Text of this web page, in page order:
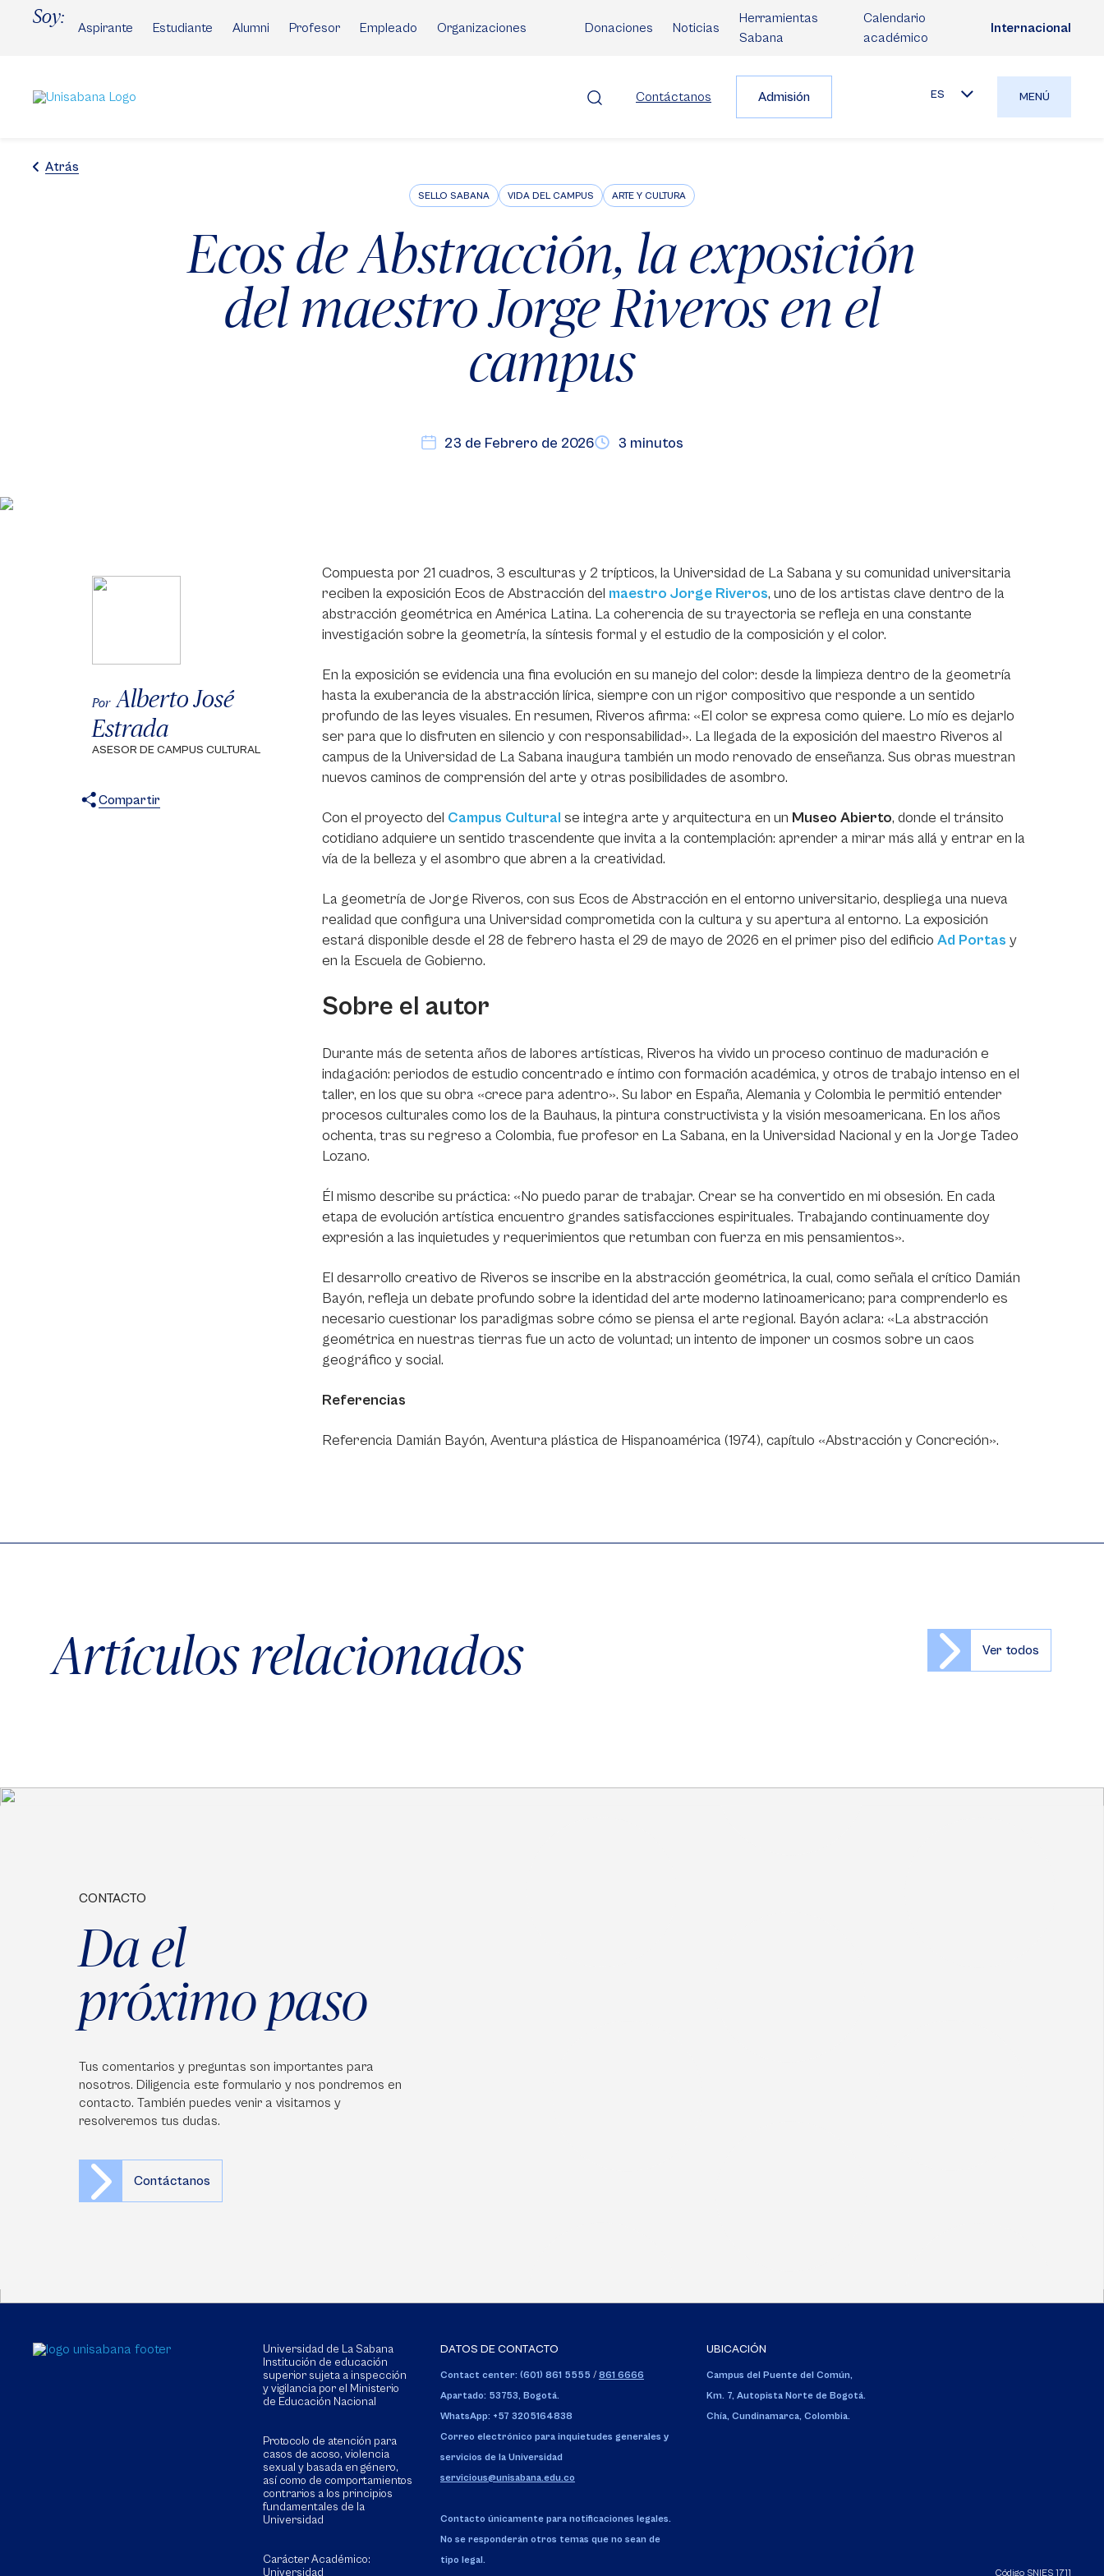
Soy:
Aspirante Estudiante Alumni Profesor Empleado Organizaciones Donaciones Noticias
Herramientas
Sabana
Calendario
académico
Internacional
Contáctanos Admisión ES MENÚ
Atrás
SELLO SABANA VIDA DEL CAMPUS ARTE Y CULTURA
Ecos de Abstracción, la exposición
del maestro Jorge Riveros en el
campus
23 de Febrero de 2026 3 minutos
Por Alberto José
Estrada
ASESOR DE CAMPUS CULTURAL
Compartir
Compuesta por 21 cuadros, 3 esculturas y 2 trípticos, la Universidad de La Sabana y su comunidad universitaria
reciben la exposición Ecos de Abstracción del maestro Jorge Riveros, uno de los artistas clave dentro de la
abstracción geométrica en América Latina. La coherencia de su trayectoria se refleja en una constante
investigación sobre la geometría, la síntesis formal y el estudio de la composición y el color.
En la exposición se evidencia una fina evolución en su manejo del color: desde la limpieza dentro de la geometría
hasta la exuberancia de la abstracción lírica, siempre con un rigor compositivo que responde a un sentido
profundo de las leyes visuales. En resumen, Riveros afirma: «El color se expresa como quiere. Lo mío es dejarlo
ser para que lo disfruten en silencio y con responsabilidad». La llegada de la exposición del maestro Riveros al
campus de la Universidad de La Sabana inaugura también un modo renovado de enseñanza. Sus obras muestran
nuevos caminos de comprensión del arte y otras posibilidades de asombro.
Con el proyecto del Campus Cultural se integra arte y arquitectura en un Museo Abierto, donde el tránsito
cotidiano adquiere un sentido trascendente que invita a la contemplación: aprender a mirar más allá y entrar en la
vía de la belleza y el asombro que abren a la creatividad.
La geometría de Jorge Riveros, con sus Ecos de Abstracción en el entorno universitario, despliega una nueva
realidad que configura una Universidad comprometida con la cultura y su apertura al entorno. La exposición
estará disponible desde el 28 de febrero hasta el 29 de mayo de 2026 en el primer piso del edificio Ad Portas y
en la Escuela de Gobierno.
Sobre el autor
Durante más de setenta años de labores artísticas, Riveros ha vivido un proceso continuo de maduración e
indagación: periodos de estudio concentrado e íntimo con formación académica, y otros de trabajo intenso en el
taller, en los que su obra «crece para adentro». Su labor en España, Alemania y Colombia le permitió entender
procesos culturales como los de la Bauhaus, la pintura constructivista y la visión mesoamericana. En los años
ochenta, tras su regreso a Colombia, fue profesor en La Sabana, en la Universidad Nacional y en la Jorge Tadeo
Lozano.
Él mismo describe su práctica: «No puedo parar de trabajar. Crear se ha convertido en mi obsesión. En cada
etapa de evolución artística encuentro grandes satisfacciones espirituales. Trabajando continuamente doy
expresión a las inquietudes y requerimientos que retumban con fuerza en mis pensamientos».
El desarrollo creativo de Riveros se inscribe en la abstracción geométrica, la cual, como señala el crítico Damián
Bayón, refleja un debate profundo sobre la identidad del arte moderno latinoamericano; para comprenderlo es
necesario cuestionar los paradigmas sobre cómo se piensa el arte regional. Bayón aclara: «La abstracción
geométrica en nuestras tierras fue un acto de voluntad; un intento de imponer un cosmos sobre un caos
geográfico y social.
Referencias
Referencia Damián Bayón, Aventura plástica de Hispanoamérica (1974), capítulo «Abstracción y Concreción».
Artículos relacionados Ver todos
CONTACTO
Da el
próximo paso
Tus comentarios y preguntas son importantes para
nosotros. Diligencia este formulario y nos pondremos en
contacto. También puedes venir a visitarnos y
resolveremos tus dudas.
Contáctanos
Universidad de La Sabana
Institución de educación
superior sujeta a inspección
y vigilancia por el Ministerio
de Educación Nacional
Protocolo de atención para
casos de acoso, violencia
sexual y basada en género,
así como de comportamientos
contrarios a los principios
fundamentales de la
Universidad
Carácter Académico:
Universidad
DATOS DE CONTACTO
Contact center: (601) 861 5555 / 861 6666
Apartado: 53753, Bogotá.
WhatsApp: +57 3205164838
Correo electrónico para inquietudes generales y
servicios de la Universidad
servicious@unisabana.edu.co
Contacto únicamente para notificaciones legales.
No se responderán otros temas que no sean de
tipo legal.
UBICACIÓN
Campus del Puente del Común,
Km. 7, Autopista Norte de Bogotá.
Chía, Cundinamarca, Colombia.
Código SNIES 1711